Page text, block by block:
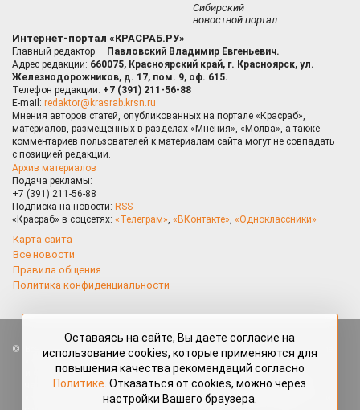
Сибирский
новостной портал
Интернет-портал «КРАСРАБ.РУ»
Главный редактор — Павловский Владимир Евгеньевич.
Адрес редакции: 660075, Красноярский край, г. Красноярск, ул.
Железнодорожников, д. 17, пом. 9, оф. 615.
Телефон редакции: +7 (391) 211-56-88
E-mail: redaktor@krasrab.krsn.ru
Мнения авторов статей, опубликованных на портале «Красраб»,
материалов, размещённых в разделах «Мнения», «Молва», а также
комментариев пользователей к материалам сайта могут не совпадать
с позицией редакции.
Архив материалов
Подача рекламы:
+7 (391) 211-56-88
Подписка на новости: RSS
«Красраб» в соцсетях: «Телеграм», «ВКонтакте», «Одноклассники»
Карта сайта
Все новости
Правила общения
Политика конфиденциальности
Все права защищены. Любые материалы, размещённые на портале
«Красраб.ру» сотрудниками редакции, нештатными авторами
и читателями, являются объектами авторского права. Полное или
частичное использование материалов, размещённых на портале
«Красраб.ру», допускается только с письменного согласия редакции
Оставаясь на сайте, Вы даете согласие на
использование cookies, которые применяются для
повышения качества рекомендаций согласно
Политике . Отказаться от cookies, можно через
настройки Вашего браузера.